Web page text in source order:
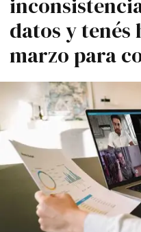
datos y tenés
marzo para